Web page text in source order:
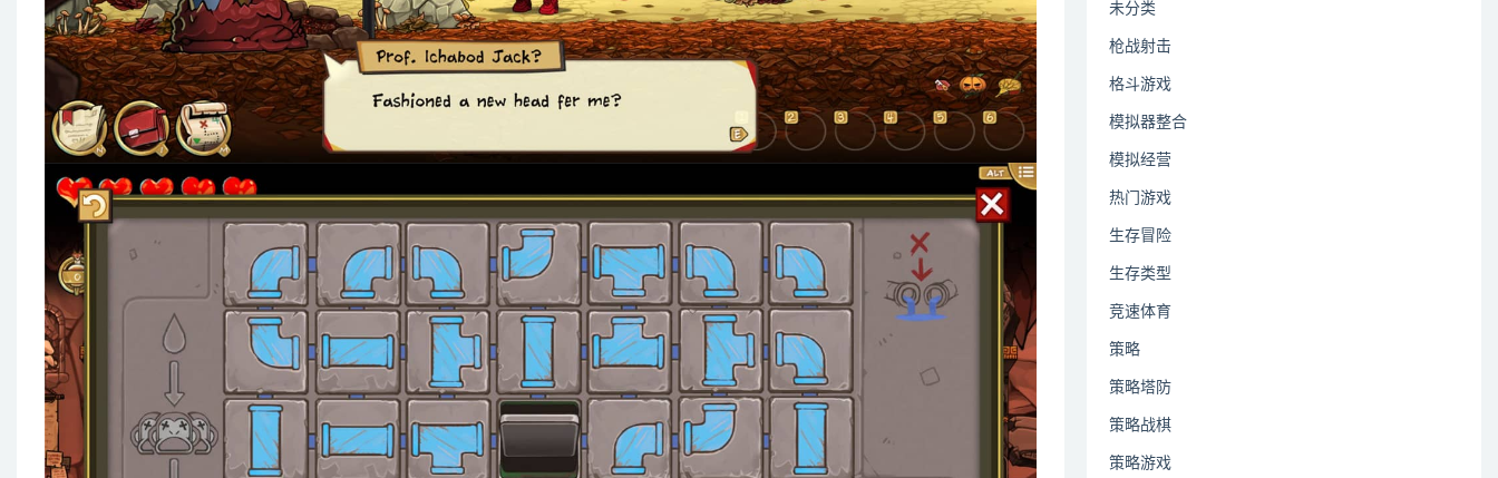
未分类
枪战射击
格斗游戏
模拟器整合
模拟经营
热门游戏
生存冒险
生存类型
竞速体育
策略
策略塔防
策略战棋
策略游戏